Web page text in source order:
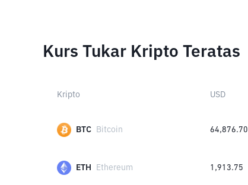
Kurs Tukar Kripto Teratas
Kripto USD
BTC Bitcoin 64,876.70
ETH Ethereum 1,913.75